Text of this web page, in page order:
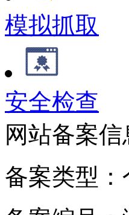
模拟抓取
安全检查
网站备案信
备案类型：